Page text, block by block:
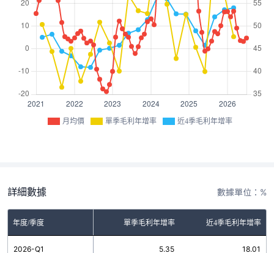
月均價 單季毛利年增率 近4季毛利年增率
詳細數據 數據單位：%
年度/季度 單季毛利年增率 近4季毛利年增率
2026-Q1 5.35 18.01